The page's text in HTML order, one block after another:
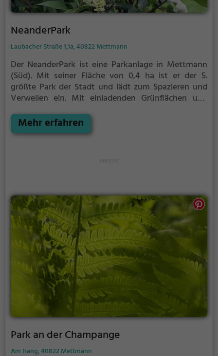
NeanderPark
Laubacher Straße 1,1a, 40822 Mettmann
Der NeanderPark ist eine Parkanlage in Mettmann
(Süd). Mit seiner Fläche von 0,4 ha ist er der 5.
größte Park der Stadt und lädt zum Spazieren und
Verweilen ein. Mit einladenden Grünflächen und
Möglichkeiten zur Entspannung.
Mehr erfahren
Park an der Champange
Am Hang, 40822 Mettmann